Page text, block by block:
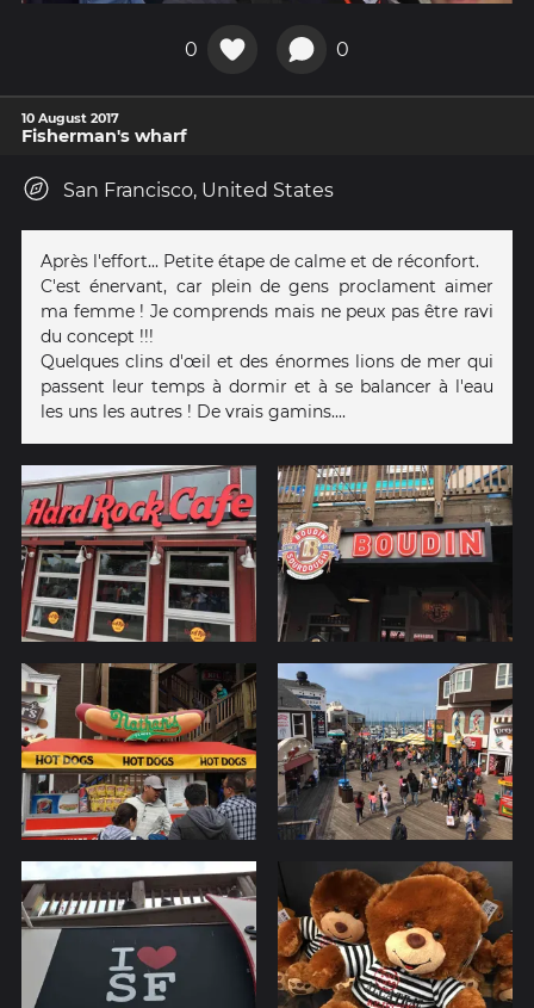
0 0
10 August 2017
Fisherman's wharf
San Francisco, United States
Après l'effort... Petite étape de calme et de réconfort.
C'est énervant, car plein de gens proclament aimer
ma femme ! Je comprends mais ne peux pas être ravi
du concept !!!
Quelques clins d'œil et des énormes lions de mer qui
passent leur temps à dormir et à se balancer à l'eau
les uns les autres ! De vrais gamins....